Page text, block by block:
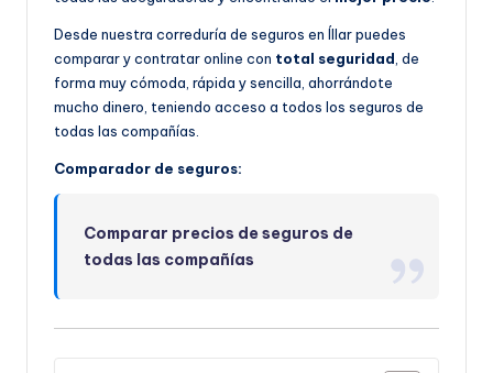
Desde nuestra correduría de seguros en Íllar puedes
comparar y contratar online con total seguridad, de
forma muy cómoda, rápida y sencilla, ahorrándote
mucho dinero, teniendo acceso a todos los seguros de
todas las compañías.
Comparador de seguros:
Comparar precios de seguros de
todas las compañías